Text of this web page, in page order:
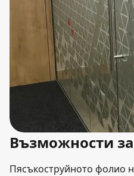
Възможности
Пясъкоструйното фолио